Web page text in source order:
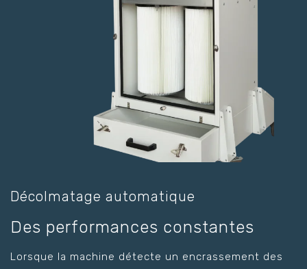
Décolmatage automatique
Des performances constantes
Lorsque la machine détecte un encrassement des